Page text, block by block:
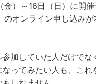
）～16日（日）に開
のオンライン申し込み
参加していた人だけでな
ってみたい人も、これ